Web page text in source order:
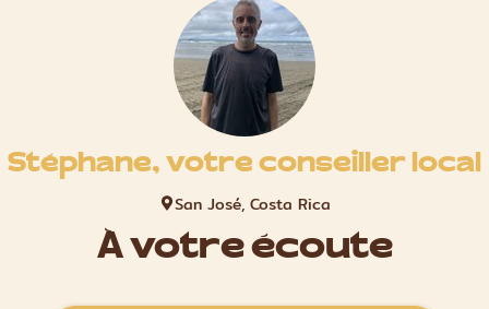
Stéphane, votre conseiller local
San José, Costa Rica
À votre écoute